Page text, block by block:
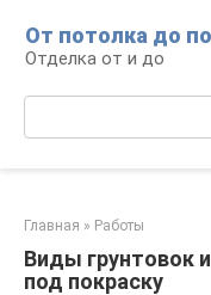
контенту
От потолка до
Отделка от и до
Главная » Работы
Виды грунтовок
под покраску